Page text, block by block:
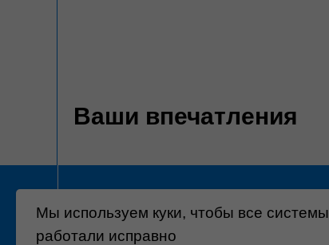
Ваши впечатления
Мы используем куки, чтобы все системы
работали исправно